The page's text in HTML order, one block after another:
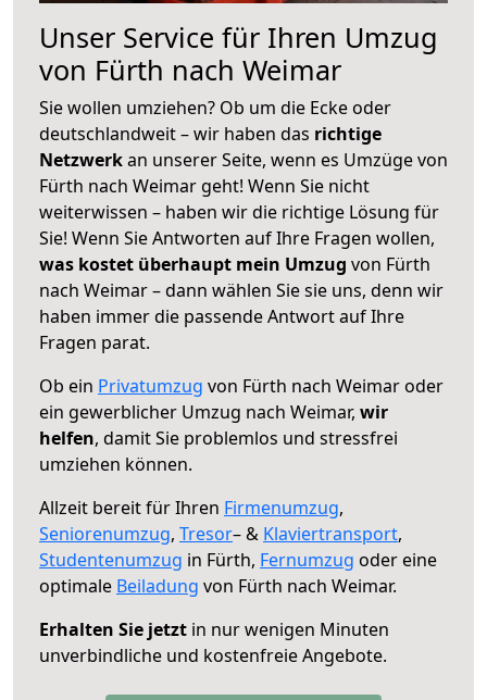
Unser Service für Ihren Umzug
von Fürth nach Weimar
Sie wollen umziehen? Ob um die Ecke oder
deutschlandweit – wir haben das richtige
Netzwerkan unserer Seite, wenn es Umzüge von
Fürth nach Weimar geht! Wenn Sie nicht
weiterwissen – haben wir die richtige Lösung für
Sie! Wenn Sie Antworten auf Ihre Fragen wollen,
was kostet überhaupt mein Umzug von Fürth
nach Weimar – dann wählen Sie sie uns, denn wir
haben immer die passende Antwort auf Ihre
Fragen parat.
Ob ein Privatumzug von Fürth nach Weimar oder
ein gewerblicher Umzug nach Weimar, wir
helfen, damit Sie problemlos und stressfrei
umziehen können.
Allzeit bereit für Ihren Firmenumzug,
Seniorenumzug, Tresor– & Klaviertransport,
Studentenumzug in Fürth, Fernumzug oder eine
optimale Beiladung von Fürth nach Weimar.
Erhalten Sie jetzt in nur wenigen Minuten
unverbindliche und kostenfreie Angebote.